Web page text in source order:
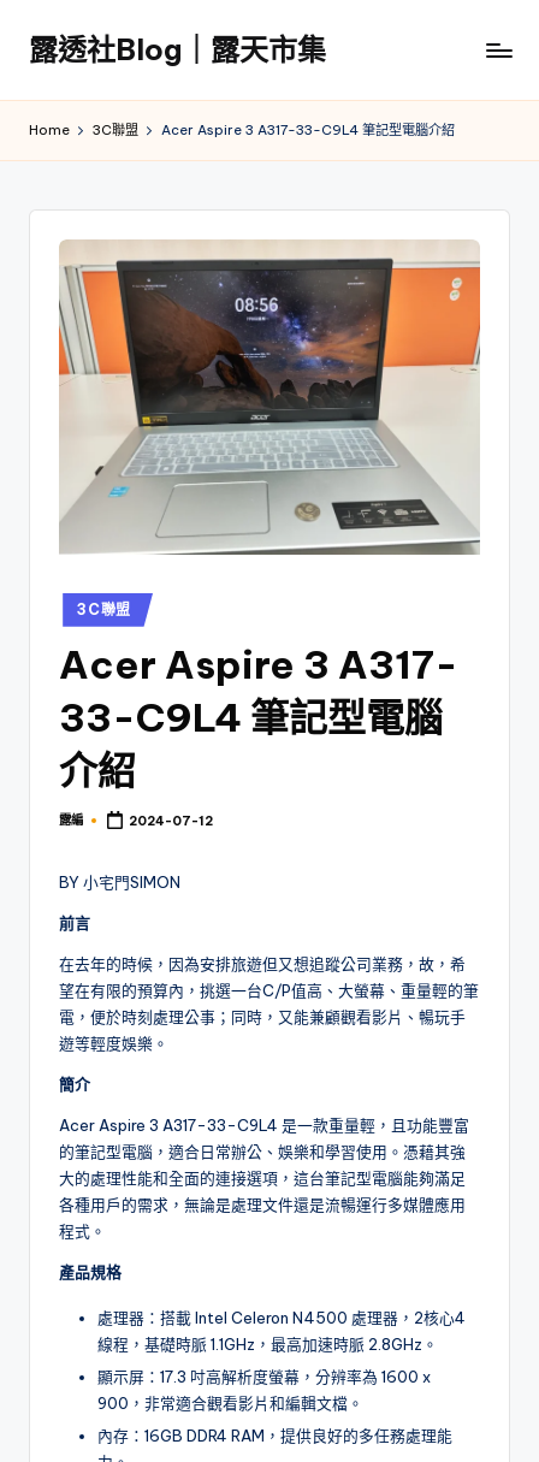
Skip
content
露透社Blog｜露天市集
社
Home 3C聯盟 Acer Aspire 3 A317-33-C9L4 筆記型電腦介紹
Posted
in
3C聯盟
Acer Aspire 3 A317-
33-C9L4 筆記型電腦
介紹
Posted
露編 2024-07-12
BY 小宅門SIMON
前言
在去年的時候，因為安排旅遊但又想追蹤公司業務，故，希
望在有限的預算內，挑選一台C/P值高、大螢幕、重量輕的筆
電，便於時刻處理公事；同時，又能兼顧觀看影片、暢玩手
遊等輕度娛樂。
簡介
Acer Aspire 3 A317-33-C9L4 是一款重量輕，且功能豐富
的筆記型電腦，適合日常辦公、娛樂和學習使用。憑藉其強
大的處理性能和全面的連接選項，這台筆記型電腦能夠滿足
各種用戶的需求，無論是處理文件還是流暢運行多媒體應用
程式。
產品規格
處理器：搭載 Intel Celeron N4500 處理器，2核心4
線程，基礎時脈 1.1GHz，最高加速時脈 2.8GHz。
顯示屏：17.3 吋高解析度螢幕，分辨率為 1600 x
900，非常適合觀看影片和編輯文檔。
內存：16GB DDR4 RAM，提供良好的多任務處理能